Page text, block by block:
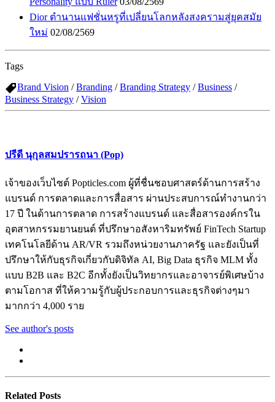
Dior ตำนานแฟชั่นหรูที่เปลี่ยนโลกหลังสงครามสู่ยุคสมัย
ใหม่ 02/08/2569
Tags
Brand Vision /Branding /Branding Strategy /Business /
Business Strategy /Vision
ปรีดี นุกุลสมปรารถนา (Pop)
เจ้าของเว็บไซต์ Popticles.com ผู้ที่ชื่นชอบศาสตร์ด้านการสร้าง
แบรนด์ การตลาดและการสื่อสาร ผ่านประสบการณ์ทำงานกว่า
17 ปี ในด้านการตลาด การสร้างแบรนด์ และสื่อสารองค์กรใน
อุตสาหกรรมยานยนต์ ที่ปรึกษาอสังหาริมทรัพย์ FinTech Startup
เทคโนโลยีด้าน AR/VR รวมถึงหน่วยงานภาครัฐ และยังเป็นที่
ปรึกษาให้กับธุรกิจเกี่ยวกับดิจิทัล AI, Big Data ธุรกิจ MLM ทั้ง
แบบ B2B และ B2C อีกทั้งยังเป็นวิทยากรและอาจารย์พิเศษบ้าง
ตามโอกาส ที่ให้ความรู้กับผู้ประกอบการและธุรกิจต่างๆมา
มากกว่า 4,000 ราย
See author's posts
Related Posts